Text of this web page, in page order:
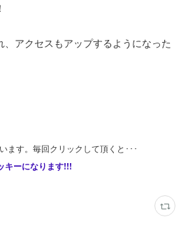
アクセスもアップするようになった
ます。毎回クリックして頂くと･･･
キーになります!!!